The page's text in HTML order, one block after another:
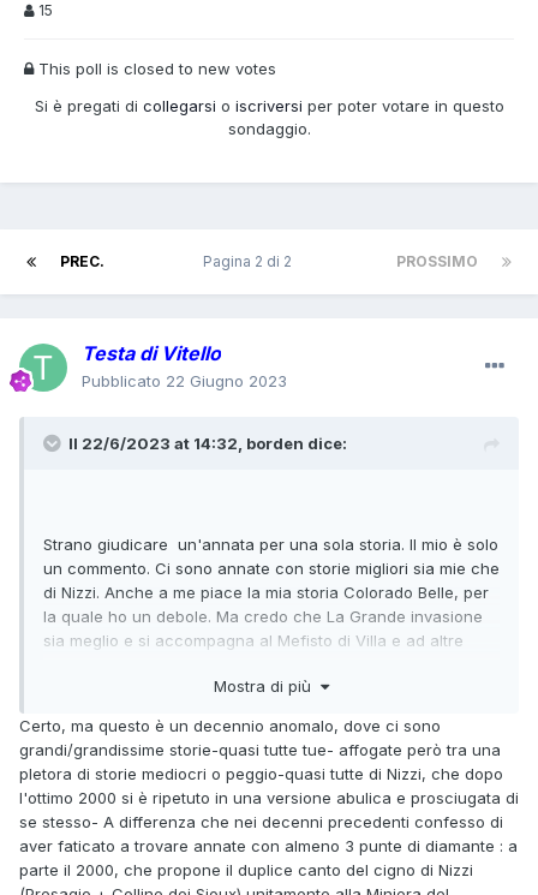
15
This poll is closed to new votes
Si è pregati di collegarsi o iscriversi per poter votare in questo
sondaggio.
PREC. PROSSIMO
Pagina 2 di 2
Testa di Vitello
Pubblicato 22 Giugno 2023
Il 22/6/2023 at 14:32, borden dice:
Strano giudicare un'annata per una sola storia. Il mio è solo
un commento. Ci sono annate con storie migliori sia mie che
di Nizzi. Anche a me piace la mia storia Colorado Belle, per
la quale ho un debole. Ma credo che La Grande invasione
sia meglio e si accompagna al Mefisto di Villa e ad altre
votare 2002. Ho votato 2000 perché ci sono storie
secondo me fa buona un'annata nel suo complesso.
Solo un commento sui criteri, tutto qui. Qui non votiamo la
singola storia, ma l'ANNATA, no? Se Colorado Belle non è in
buna compagnia, l'annata non è così buona.
Mostra di più
Certo, ma questo è un decennio anomalo, dove ci sono
grandi/grandissime storie-quasi tutte tue- affogate però tra una
pletora di storie mediocri o peggio-quasi tutte di Nizzi, che dopo
l'ottimo 2000 si è ripetuto in una versione abulica e prosciugata di
se stesso- A differenza che nei decenni precedenti confesso di
aver faticato a trovare annate con almeno 3 punte di diamante : a
parte il 2000, che propone il duplice canto del cigno di Nizzi